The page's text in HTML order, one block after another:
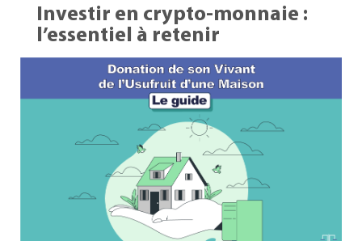
Investir en crypto-monnaie :
l’essentiel à retenir